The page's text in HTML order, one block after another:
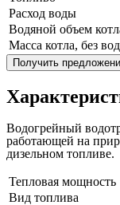
Расход воды
Водяной объем
Масса котла, без
Получить
Водогрейный
работающей на
дизельном топливе.
Тепловая мощность
Вид топлива